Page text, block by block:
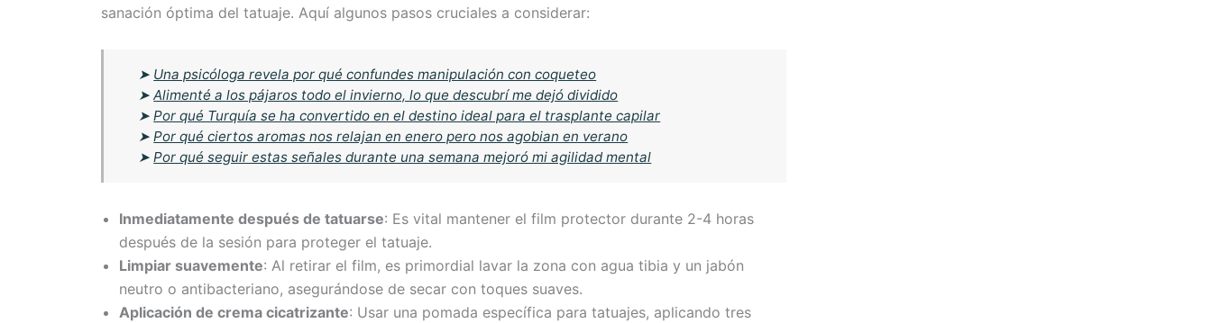
sanación óptima del tatuaje. Aquí algunos pasos cruciales a considerar:
➤ Una psicóloga revela por qué confundes manipulación con coqueteo
➤Alimenté a los pájaros todo el invierno, lo que descubrí me dejó dividido
➤Por qué Turquía se ha convertido en el destino ideal para el trasplante capilar
➤Por qué ciertos aromas nos relajan en enero pero nos agobian en verano
➤Por qué seguir estas señales durante una semana mejoró mi agilidad mental
Inmediatamente después de tatuarse: Es vital mantener el film protector durante 2-4 horas
después de la sesión para proteger el tatuaje.
Limpiar suavemente: Al retirar el film, es primordial lavar la zona con agua tibia y un jabón
neutro o antibacteriano, asegurándose de secar con toques suaves.
Aplicación de crema cicatrizante: Usar una pomada específica para tatuajes, aplicando tres